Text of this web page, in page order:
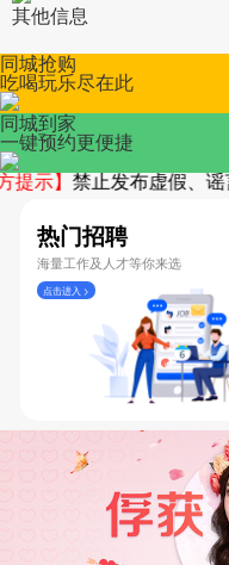
其他信息
同城抢购
吃喝玩乐尽在此
同城到家
一键预约更便捷
示】禁止发布虚假、谣
热门招聘
海量工作及人才等你来选
点击进入 >